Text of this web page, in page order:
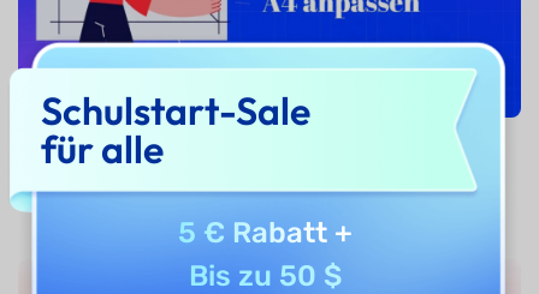
Wie passen Sie die Größe von PDF auf A4 an –
Schulstart-Sale
für alle
5 € Rabatt+
Bis zu 50 $